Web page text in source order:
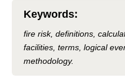
Keywords:
fire risk, definitions,
facilities, terms, logical
methodology.